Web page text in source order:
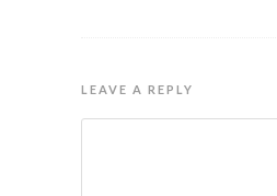
LEAVE A REPLY